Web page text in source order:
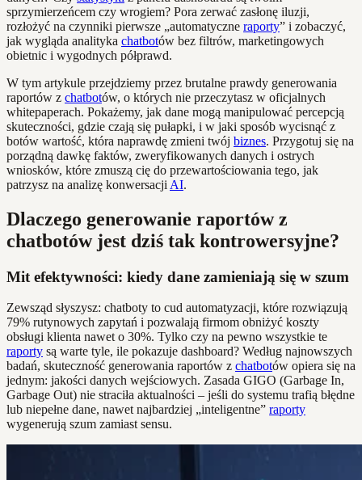
sprzymierzeńcem czy wrogiem? Pora zerwać zasłonę iluzji,
rozłożyć na czynniki pierwsze „automatyczne raporty” i zobaczyć,
jak wygląda analityka chatbotów bez filtrów, marketingowych
obietnic i wygodnych półprawd.
W tym artykule przejdziemy przez brutalne prawdy generowania
raportów z chatbotów, o których nie przeczytasz w oficjalnych
whitepaperach. Pokażemy, jak dane mogą manipulować percepcją
skuteczności, gdzie czają się pułapki, i w jaki sposób wycisnąć z
botów wartość, która naprawdę zmieni twój biznes. Przygotuj się na
porządną dawkę faktów, zweryfikowanych danych i ostrych
wniosków, które zmuszą cię do przewartościowania tego, jak
patrzysz na analizę konwersacji AI.
Dlaczego generowanie raportów z
chatbotów jest dziś tak kontrowersyjne?
Mit efektywności: kiedy dane zamieniają się w szum
Zewsząd słyszysz: chatboty to cud automatyzacji, które rozwiązują
79% rutynowych zapytań i pozwalają firmom obniżyć koszty
obsługi klienta nawet o 30%. Tylko czy na pewno wszystkie te
raporty są warte tyle, ile pokazuje dashboard? Według najnowszych
badań, skuteczność generowania raportów z chatbotów opiera się na
jednym: jakości danych wejściowych. Zasada GIGO (Garbage In,
Garbage Out) nie straciła aktualności – jeśli do systemu trafią błędne
lub niepełne dane, nawet najbardziej „inteligentne” raporty
wygenerują szum zamiast sensu.